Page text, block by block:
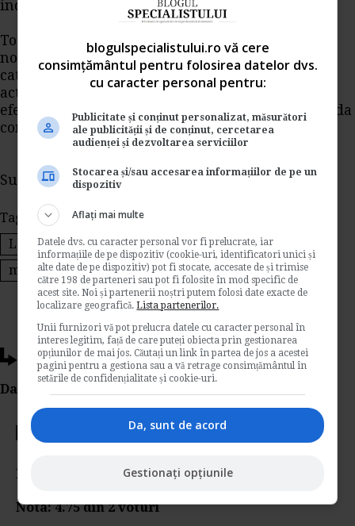
indicate de medicul demedicina muncii
Totodata, apreciem ca existenta unor acte
normative cu caracter special pentru anumite
categorii de personal sau in anumite domenii de
activitate poate crea cadrul legal pentru
efectuarea unor examene medicale care sa includa
controale specifice precum controlul doping.
Sursa: www.portalcodulmuncii.ro
Tags:
securitate si sanatate in munca
Legea 319/2006
examen medical
medicina muncii
Ti-a placut acest articol?
Da Like, Printeaza sau trimite pe Email!
Votati articolul
Rating:
Nota:4.75din2voturi
blogulspecialistului.ro vă cere
consimțământul pentru folosirea datelor dvs.
cu caracter personal pentru:
Publicitate și conținut personalizat, măsurători
ale publicității și de conținut, cercetarea
audienței și dezvoltarea serviciilor
Stocarea și/sau accesarea informațiilor de pe un
dispozitiv
Aflați mai multe
Datele dvs. cu caracter personal vor fi prelucrate, iar
informațiile de pe dispozitiv (cookie-uri, identificatori unici și
alte date de pe dispozitiv) pot fi stocate, accesate de și trimise
către 198 de parteneri sau pot fi folosite în mod specific de
acest site. Noi și partenerii noștri putem folosi date exacte de
localizare geografică.Lista partenerilor.
Unii furnizori vă pot prelucra datele cu caracter personal în
interes legitim, față de care puteți obiecta prin gestionarea
opțiunilor de mai jos. Căutați un link în partea de jos a acestei
pagini pentru a gestiona sau a vă retrage consimțământul în
setările de confidențialitate și cookie-uri.
Da, sunt de acord
Gestionați opțiunile